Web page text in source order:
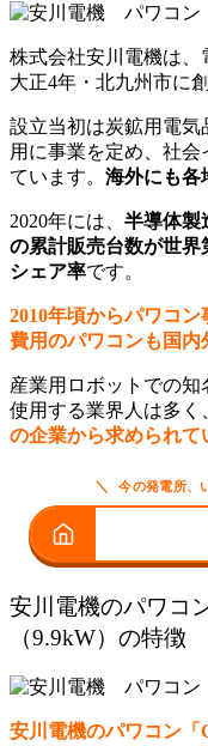
株式会社安川電機は、
大正4年・北九州市に
設立当初は炭鉱用電
用に事業を定め、社
ています。 海外にも各
2020年には、 半導体製
の累計販売台数が世界
シェア率です。
2010年頃からパワコ
費用のパワコンも国内
産業用ロボットでの
使用する業界人は多く
の企業から求められて
＼ 今の発電所、
安川電機のパワコ
（9.9kW）の特徴
安川電機のパワコン「